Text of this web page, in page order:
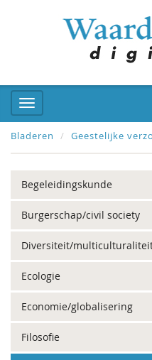
Bladeren Geestelijke
Begeleidingskunde
Burgerschap/civil society
Diversiteit/
Ecologie
Economie/globalisering
Filosofie